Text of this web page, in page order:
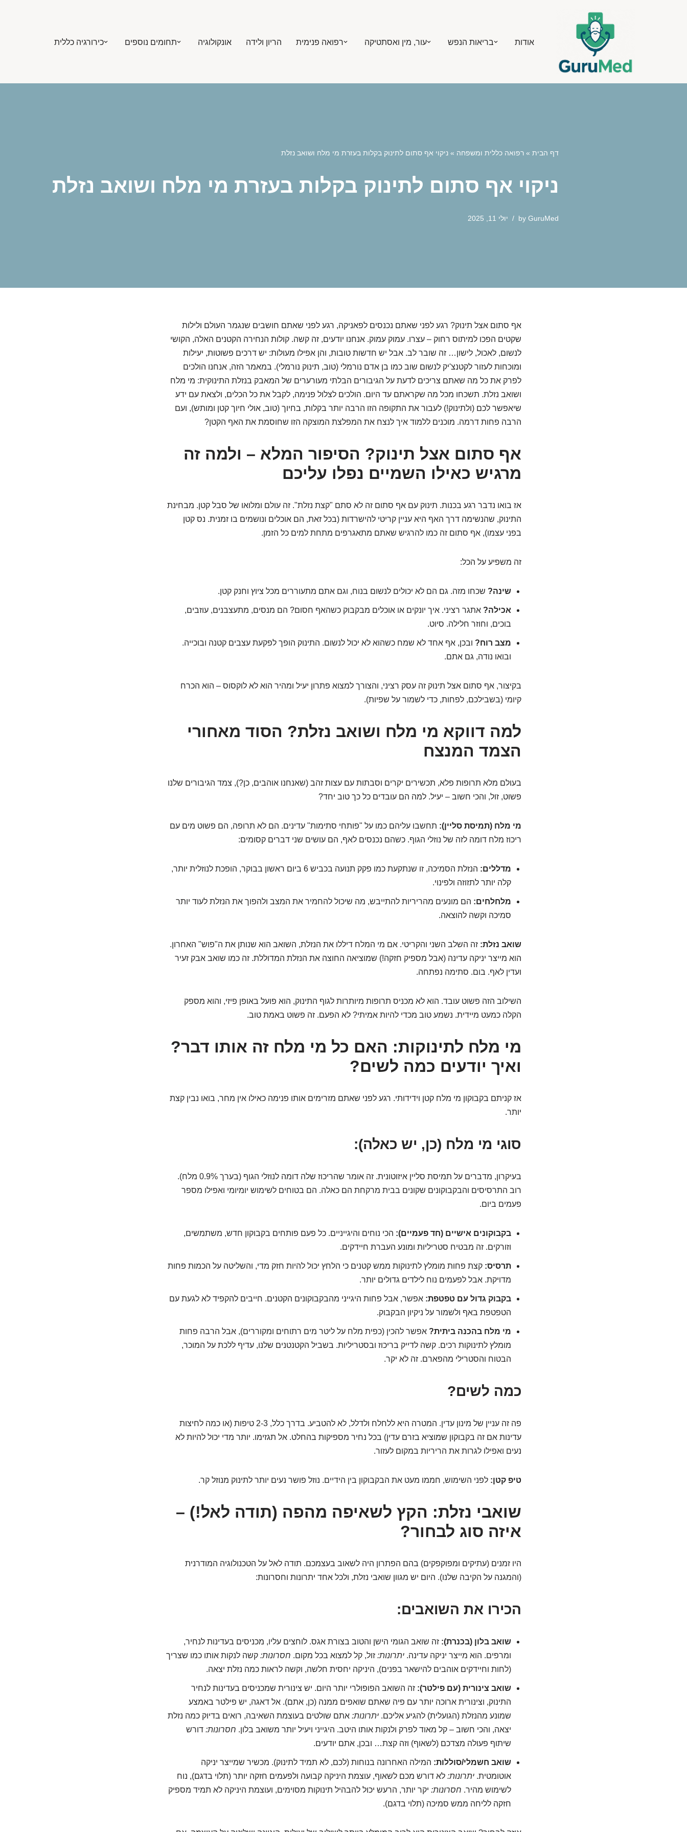
אודות בריאות הנפש עור, מין ואסתטיקה רפואה פנימית הריון ולידה אונקולוגיה תחומים נוספים כירורגיה כללית
דף הבית » רפואה כללית ומשפחה » ניקוי אף סתום לתינוק בקלות בעזרת מי מלח ושואב נזלת
ניקוי אף סתום לתינוק בקלות בעזרת מי מלח ושואב נזלת
by GuruMed יולי 11, 2025
אף סתום אצל תינוק? רגע לפני שאתם נכנסים לפאניקה, רגע לפני שאתם חושבים שנגמר העולם ולילות
שקטים הפכו למיתוס רחוק – עצרו. עמוק עמוק. אנחנו יודעים, זה קשה. קולות הנחירה הקטנים האלה, הקושי
לנשום, לאכול, לישון… זה שובר לב. אבל יש חדשות טובות, והן אפילו מעולות: יש דרכים פשוטות, יעילות
ומוכחות לעזור לקטנצ'יק לנשום שוב כמו בן אדם נורמלי (טוב, תינוק נורמלי). במאמר הזה, אנחנו הולכים
לפרק את כל מה שאתם צריכים לדעת על הגיבורים הבלתי מעורערים של המאבק בנזלת התינוקית: מי מלח
ושואב נזלת. תשכחו מכל מה שקראתם עד היום. הולכים לצלול פנימה, לקבל את כל הכלים, ולצאת עם ידע
שיאפשר לכם (ולתינוק!) לעבור את התקופה הזו הרבה יותר בקלות, בחיוך (טוב, אולי חיוך קטן ומותש), ועם
הרבה פחות דרמה. מוכנים ללמוד איך לנצח את המפלצת המוצקה הזו שחוסמת את האף הקטן?
אף סתום אצל תינוק? הסיפור המלא – ולמה זה
מרגיש כאילו השמיים נפלו עליכם
אז בואו נדבר רגע בכנות. תינוק עם אף סתום זה לא סתם "קצת נזלת". זה עולם ומלואו של סבל קטן. מבחינת
התינוק, שהנשימה דרך האף היא עניין קריטי להישרדות (בכל זאת, הם אוכלים ונושמים בו זמנית. נס קטן
בפני עצמו), אף סתום זה כמו להרגיש שאתם מתאגרפים מתחת למים כל הזמן.
זה משפיע על הכל:
שינה? שכחו מזה. גם הם לא יכולים לנשום בנוח, וגם אתם מתעוררים מכל ציוץ וחנק קטן.
אכילה? אתגר רציני. איך יונקים או אוכלים מבקבוק כשהאף חסום? הם מנסים, מתעצבנים, עוזבים,
בוכים, וחוזר חלילה. סיוט.
מצב רוח? ובכן, אף אחד לא שמח כשהוא לא יכול לנשום. התינוק הופך לפקעת עצבים קטנה ובוכייה.
ובואו נודה, גם אתם.
בקיצור, אף סתום אצל תינוק זה עסק רציני, והצורך למצוא פתרון יעיל ומהיר הוא לא לוקסוס – הוא הכרח
קיומי (בשבילכם, לפחות, כדי לשמור על שפיות).
למה דווקא מי מלח ושואב נזלת? הסוד מאחורי
הצמד המנצח
בעולם מלא תרופות פלא, תכשירים יקרים וסבתות עם עצות זהב (שאנחנו אוהבים, כן?), צמד הגיבורים שלנו
פשוט, זול, והכי חשוב – יעיל. למה הם עובדים כל כך טוב יחד?
מי מלח (תמיסת סליין): תחשבו עליהם כמו על "פותחי סתימות" עדינים. הם לא תרופה, הם פשוט מים עם
ריכוז מלח דומה לזה של נוזלי הגוף. כשהם נכנסים לאף, הם עושים שני דברים קסומים:
מדללים:
הנזלת הסמיכה, זו שנתקעת כמו פקק תנועה בכביש 6 ביום ראשון בבוקר, הופכת לנוזלית יותר,
קלה יותר לתזוזה ולפינוי.
מלחלחים: הם מונעים מהריריות להתייבש, מה שיכול להחמיר את המצב ולהפוך את הנזלת לעוד יותר
סמיכה וקשה להוצאה.
שואב נזלת: זה השלב השני והקריטי. אם מי המלח דיללו את הנזלת, השואב הוא שנותן את ה"פוש" האחרון.
הוא מייצר יניקה עדינה (אבל מספיק חזקה!) שמוציאה החוצה את הנזלת המדוללת. זה כמו שואב אבק זעיר
ועדין לאף. בום. סתימה נפתחה.
השילוב הזה פשוט עובד. הוא לא מכניס תרופות מיותרות לגוף התינוק, הוא פועל באופן פיזי, והוא מספק
הקלה כמעט מיידית. נשמע טוב מכדי להיות אמיתי? לא הפעם. זה פשוט באמת טוב.
מי מלח לתינוקות: האם כל מי מלח זה אותו דבר?
ואיך יודעים כמה לשים?
אז קניתם בקבוקון מי מלח קטן וידידותי. רגע לפני שאתם מזרימים אותו פנימה כאילו אין מחר, בואו נבין קצת
יותר.
סוגי מי מלח (כן, יש כאלה):
בעיקרון, מדברים על תמיסת סליין איזוטונית. זה אומר שהריכוז שלה דומה לנוזלי הגוף (בערך 0.9% מלח).
רוב התרסיסים והבקבוקונים שקונים בבית מרקחת הם כאלה. הם בטוחים לשימוש יומיומי ואפילו מספר
פעמים ביום.
בקבוקונים אישיים (חד פעמיים): הכי נוחים והיגייניים. כל פעם פותחים בקבוקון חדש, משתמשים,
וזורקים. זה מבטיח סטריליות ומונע העברת חיידקים.
תרסיס: קצת פחות מומלץ לתינוקות ממש קטנים כי הלחץ יכול להיות חזק מדי, והשליטה על הכמות פחות
מדויקת. אבל לפעמים נוח לילדים גדולים יותר.
בקבוק גדול עם טפטפת: אפשר, אבל פחות היגייני מהבקבוקונים הקטנים. חייבים להקפיד לא לגעת עם
הטפטפת באף ולשמור על ניקיון הבקבוק.
מי מלח בהכנה ביתית? אפשר להכין (כפית מלח על ליטר מים רתוחים ומקוררים), אבל הרבה פחות
מומלץ לתינוקות רכים. קשה לדייק בריכוז ובסטריליות. בשביל הקטנטנים שלנו, עדיף ללכת על המוכר,
הבטוח והסטרילי מהפארם. זה לא יקר.
כמה לשים?
פה זה עניין של מינון עדין. המטרה היא ללחלח ולדלל, לא להטביע. בדרך כלל, 2-3 טיפות (או כמה לחיצות
עדינות אם זה בקבוקון שמוציא בזרם עדין) בכל נחיר מספיקות בהחלט. אל תגזימו. יותר מדי יכול להיות לא
נעים ואפילו לגרות את הריריות במקום לעזור.
טיפ קטן: לפני השימוש, חממו מעט את הבקבוקון בין הידיים. נוזל פושר נעים יותר לתינוק מנוזל קר.
שואבי נזלת: הקץ לשאיפה מהפה (תודה לאל!) –
איזה סוג לבחור?
היו זמנים (עתיקים ומפוקפקים) בהם הפתרון היה לשאוב בעצמכם. תודה לאל על הטכנולוגיה המודרנית
(והמגנה על הקיבה שלנו). היום יש מגוון שואבי נזלת, ולכל אחד יתרונות וחסרונות:
הכירו את השואבים:
שואב בלון (בכנרת): זה שואב הגומי הישן והטוב בצורת אגס. לוחצים עליו, מכניסים בעדינות לנחיר,
ומרפים. הוא מייצר יניקה עדינה.יתרונות: זול, קל למצוא בכל מקום. חסרונות: קשה לנקות אותו כמו שצריך
(לחות וחיידקים אוהבים להישאר בפנים), היניקה יחסית חלשה, וקשה לראות כמה נזלת יצאה.
שואב צינורית (עם פילטר): זה השואב הפופולרי יותר היום. יש צינורית שמכניסים בעדינות לנחיר
התינוק, וצינורית ארוכה יותר עם פיה שאתם שואפים ממנה (כן, אתם). אל דאגה, יש פילטר באמצע
שמונע מהנזלת (הגועלית) להגיע אליכם.יתרונות: אתם שולטים בעוצמת השאיבה, רואים בדיוק כמה נזלת
יצאה, והכי חשוב – קל מאוד לפרק ולנקות אותו היטב. היגייני ויעיל יותר משואב בלון. חסרונות: דורש
שיתוף פעולה מצדכם (לשאוף) וזה קצת… ובכן, אתם יודעים.
שואב חשמלי/סוללות: המילה האחרונה בנוחות (לכם, לא תמיד לתינוק). מכשיר שמייצר יניקה
אוטומטית.יתרונות: לא דורש מכם לשאוף, עוצמת היניקה קבועה ולפעמים חזקה יותר (תלוי בדגם), נוח
לשימוש מהיר. חסרונות: יקר יותר, הרעש יכול להבהיל תינוקות מסוימים, ועוצמת היניקה לא תמיד מספיק
חזקה לליחה ממש סמיכה (תלוי בדגם).